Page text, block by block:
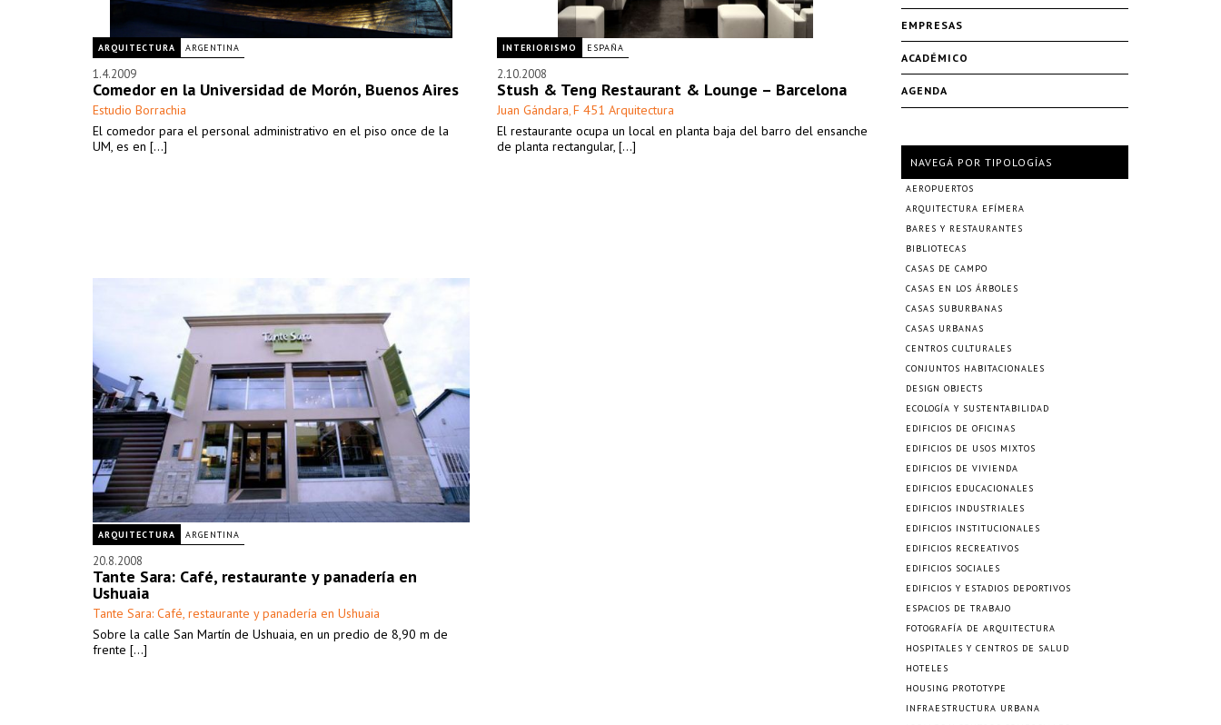
ARQUITECTURA ARGENTINA
1.4.2009
Comedor en la Universidad de Morón, Buenos Aires
Estudio Borrachia
El comedor para el personal administrativo en el piso once de la
UM, es en [...]
INTERIORISMO ESPAÑA
2.10.2008
Stush & Teng Restaurant & Lounge – Barcelona
Juan Gándara, F 451 Arquitectura
El restaurante ocupa un local en planta baja del barro del ensanche
de planta rectangular, [...]
ARQUITECTURA ARGENTINA
20.8.2008
Tante Sara: Café, restaurante y panadería en
Ushuaia
Tante Sara: Café, restaurante y panadería en Ushuaia
Sobre la calle San Martín de Ushuaia, en un predio de 8,90 m de
frente [...]
EMPRESAS
ACADÉMICO
AGENDA
NAVEGÁ POR TIPOLOGÍAS
AEROPUERTOS
ARQUITECTURA EFÍMERA
BARES Y RESTAURANTES
BIBLIOTECAS
CASAS DE CAMPO
CASAS EN LOS ÁRBOLES
CASAS SUBURBANAS
CASAS URBANAS
CENTROS CULTURALES
CONJUNTOS HABITACIONALES
DESIGN OBJECTS
ECOLOGÍA Y SUSTENTABILIDAD
EDIFICIOS DE OFICINAS
EDIFICIOS DE USOS MIXTOS
EDIFICIOS DE VIVIENDA
EDIFICIOS EDUCACIONALES
EDIFICIOS INDUSTRIALES
EDIFICIOS INSTITUCIONALES
EDIFICIOS RECREATIVOS
EDIFICIOS SOCIALES
EDIFICIOS Y ESTADIOS DEPORTIVOS
ESPACIOS DE TRABAJO
FOTOGRAFÍA DE ARQUITECTURA
HOSPITALES Y CENTROS DE SALUD
HOTELES
HOUSING PROTOTYPE
INFRAESTRUCTURA URBANA